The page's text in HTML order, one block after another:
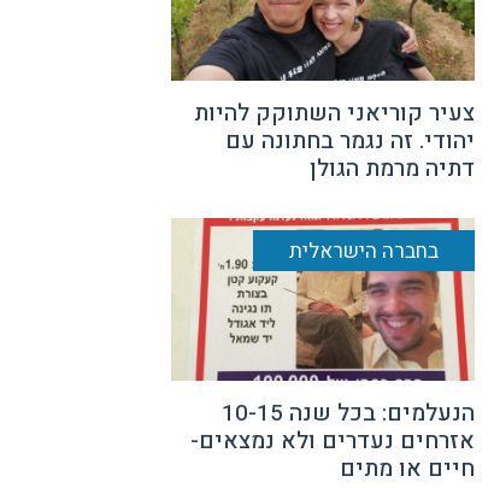
צעיר קוריאני השתוקק להיות
יהודי. זה נגמר בחתונה עם
דתיה מרמת הגולן
בחברה הישראלית
הנעלמים: בכל שנה 10-15
אזרחים נעדרים ולא נמצאים-
חיים או מתים